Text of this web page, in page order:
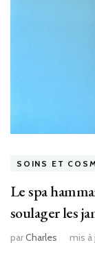
SOINS ET
Le spa
soulager les
parCharles mis à